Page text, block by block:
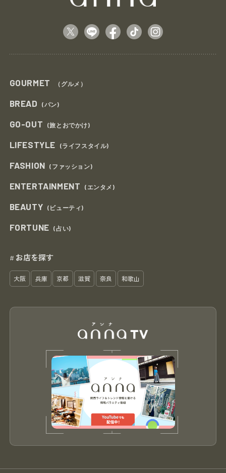
GOURMET （グルメ）
BREAD (パン)
GO-OUT (旅とおでかけ)
LIFESTYLE (ライフスタイル)
FASHION (ファッション)
ENTERTAINMENT (エンタメ)
BEAUTY (ビューティ)
FORTUNE (占い)
# お店を探す
大阪 兵庫 京都 滋賀 奈良 和歌山